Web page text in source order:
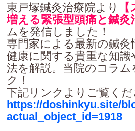
東戸塚鍼灸治療院より
増える緊張型頭痛と鍼灸
ムを発信しました！
専門家による最新の鍼灸
健康に関する貴重な知識
法を解説。当院のコラ
ク！
下記リンクよりご覧くだ
https://doshinkyu.site/
actual_object_id=1918